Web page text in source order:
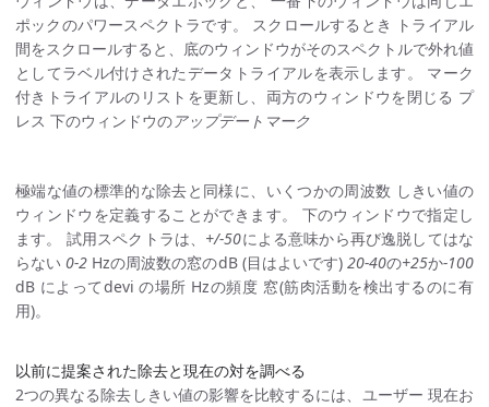
ポックのパワースペクトラです。 スクロールするとき トライアル
間をスクロールすると、底のウィンドウがそのスペクトルで外れ値
としてラベル付けされたデータトライアルを表示します。 マーク
付きトライアルのリストを更新し、両方のウィンドウを閉じる プ
レス 下のウィンドウのアップデートマーク
極端な値の標準的な除去と同様に、いくつかの周波数 しきい値の
ウィンドウを定義することができます。 下のウィンドウで指定し
ます。 試用スペクトラは、 +/-50による意味から再び逸脱してはな
らない0-2 Hzの周波数の窓のdB (目はよいです) 20-40の+25か-100
dB によってdevi の場所 Hzの頻度 窓(筋肉活動を検出するのに有
用)。
以前に提案された除去と現在の対を調べる
2つの異なる除去しきい値の影響を比較するには、ユーザー 現在お